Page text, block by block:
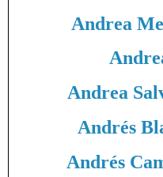
Andrea
Andrea
Andrés
Andrés